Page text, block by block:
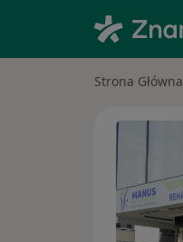
Strona Główna